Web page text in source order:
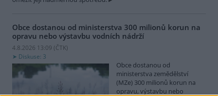
Obce dostanou od ministerstva 300 milionů korun na
opravu nebo výstavbu vodních nádrží
4.8.2026 13:09 (ČTK)
Diskuse: 3
Obce dostanou od
ministerstva zemědělství
(MZe) 300 milionů korun na
opravu, výstavbu nebo